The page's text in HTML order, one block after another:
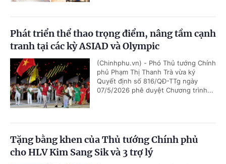
Phát triển thể thao trọng điểm, nâng tầm cạnh
tranh tại các kỳ ASIAD và Olympic
(Chinhphu.vn) - Phó Thủ tướng Chính
phủ Phạm Thị Thanh Trà vừa ký
Quyết định số 816/QĐ-TTg ngày
07/5/2026 phê duyệt Chương trình...
Tặng bằng khen của Thủ tướng Chính phủ
cho HLV Kim Sang Sik và 3 trợ lý